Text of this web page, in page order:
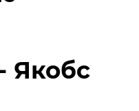
Якобс